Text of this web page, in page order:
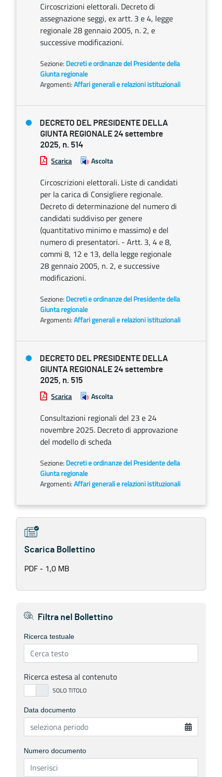
Circoscrizioni elettorali. Decreto di
assegnazione seggi, ex artt. 3 e 4, legge
regionale 28 gennaio 2005, n. 2, e
successive modificazioni.
Sezione: Decreti e ordinanze del Presidente della
Giunta regionale
Argomenti:Affari generali e relazioni istituzionali
DECRETO DEL PRESIDENTE DELLA
GIUNTA REGIONALE 24 settembre
2025, n. 514
Scarica Ascolta
Circoscrizioni elettorali. Liste di candidati
per la carica di Consigliere regionale.
Decreto di determinazione del numero di
candidati suddiviso per genere
(quantitativo minimo e massimo) e del
numero di presentatori. - Artt. 3, 4 e 8,
commi 8, 12 e 13, della legge regionale
28 gennaio 2005, n. 2, e successive
modificazioni.
Sezione: Decreti e ordinanze del Presidente della
Giunta regionale
Argomenti:Affari generali e relazioni istituzionali
DECRETO DEL PRESIDENTE DELLA
GIUNTA REGIONALE 24 settembre
2025, n. 515
Scarica Ascolta
Consultazioni regionali del 23 e 24
novembre 2025. Decreto di approvazione
del modello di scheda
Sezione: Decreti e ordinanze del Presidente della
Giunta regionale
Argomenti:Affari generali e relazioni istituzionali
Scarica Bollettino
PDF - 1,0 MB
Filtra nel Bollettino
Ricerca testuale
Ricerca estesa al contenuto
Data documento
Numero documento